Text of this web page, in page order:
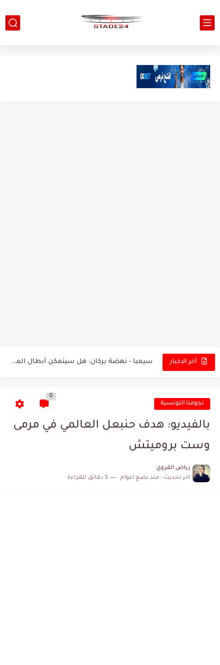
أخر الاخبار سيمبا - نهضة بركان: هل سيتمكن أبطال المغرب من الحفاظ...
البرنامج الكامل لنهائي البطولة بين الاتحاد المنستيري والنادي الإفريقي نجومنا التونسية
0
بالفيديو: هدف حنبعل العالمي في مرمى
وست بروميتش
رياض القروي
اخر تحديث : منذ بضع اعوام 3 دقائق للقراءة